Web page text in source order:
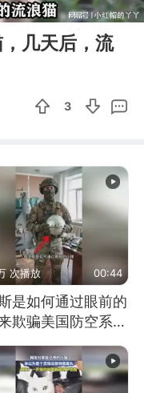
07:56
几天后，流
3
次播放 00:44
是如何通过眼前的
欺骗美国防空系统